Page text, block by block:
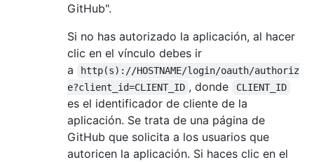
GitHub".
Si no has autorizado la aplicación, al hacer
clic en el vínculo debes ir
a
http(s)://HOSTNAME/login/oauth/authoriz
e?client_id=CLIENT_ID , donde CLIENT_ID
es el identificador de cliente de la
aplicación. Se trata de una página de
GitHub que solicita a los usuarios que
autoricen la aplicación. Si haces clic en el